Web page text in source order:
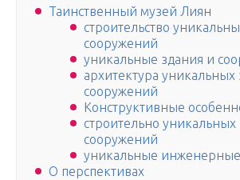
Таинственный музей Лиян
строительство
сооружений
уникальные здания и
архитектура уникальных
сооружений
Конструктивные
строительно
сооружений
уникальные
О перспективах